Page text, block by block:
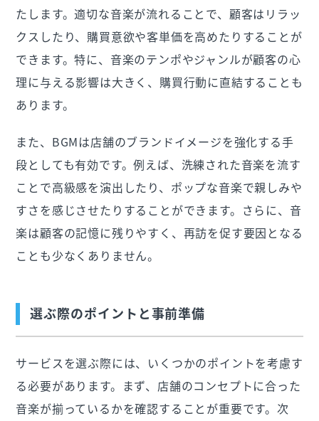
たします。適切な音楽が流れることで、顧客はリラッ
クスしたり、購買意欲や客単価を高めたりすることが
できます。特に、音楽のテンポやジャンルが顧客の心
理に与える影響は大きく、購買行動に直結することも
あります。
また、BGMは店舗のブランドイメージを強化する手
段としても有効です。例えば、洗練された音楽を流す
ことで高級感を演出したり、ポップな音楽で親しみや
すさを感じさせたりすることができます。さらに、音
楽は顧客の記憶に残りやすく、再訪を促す要因となる
ことも少なくありません。
選ぶ際のポイントと事前準備
サービスを選ぶ際には、いくつかのポイントを考慮す
る必要があります。まず、店舗のコンセプトに合った
音楽が揃っているかを確認することが重要です。次